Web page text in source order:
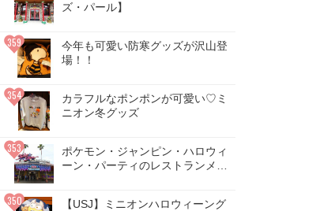
ズ・パール】
今年も可愛い防寒グッズが沢山登
場！！
カラフルなポンポンが可愛い♡ミ
ニオン冬グッズ
ポケモン・ジャンピン・ハロウィ
ーン・パーティのレストランメニ
【USJ】ミニオンハロウィーング